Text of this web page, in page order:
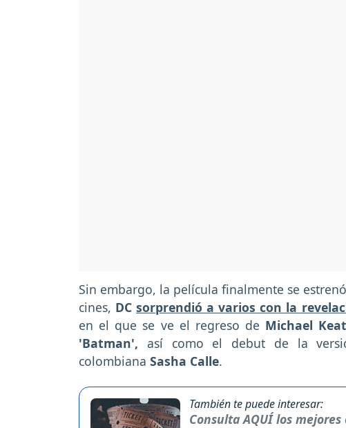
Sin embargo, la película finalmente se
cines, DC sorprendió a varios con la
en el que se ve el regreso de Michael
'Batman', así como el debut de la
colombiana Sasha Calle.
También te puede interesar:
Consulta AQUÍ los